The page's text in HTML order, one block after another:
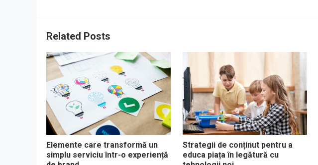
Related Posts
Elemente care transformă un
simplu serviciu într-o experiență
Strategii de conținut pentru a
educa piața în legătură cu